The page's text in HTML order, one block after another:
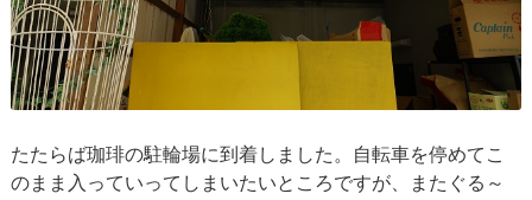
たたらば珈琲の駐輪場に到着しました。自転車を停めてこ
のまま入っていってしまいたいところですが、またぐる～